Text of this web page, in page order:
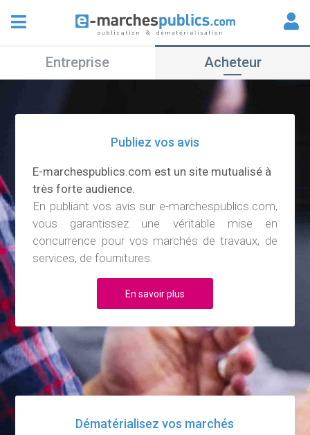
Entreprise Acheteur
Publiez vos avis
E-marchespublics.com est un site mutualisé à
très forte audience.
En publiant vos avis sur e-marchespublics.com,
vous garantissez une véritable mise en
concurrence pour vos marchés de travaux, de
services, de fournitures.
En savoir plus
Dématérialisez vos marchés